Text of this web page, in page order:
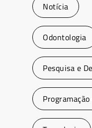
Notícia
Odontologia
Pesquisa e
Programação